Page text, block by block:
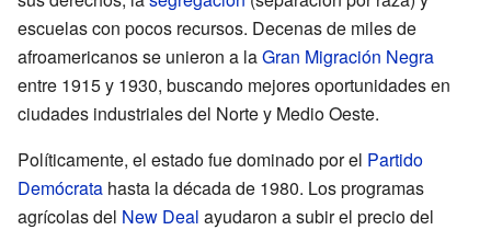
escuelas con pocos recursos. Decenas de miles de
afroamericanos se unieron a laGran Migración Negra
entre 1915 y 1930, buscando mejores oportunidades en
ciudades industriales del Norte y Medio Oeste.
Políticamente, el estado fue dominado por el Partido
Demócrata hasta la década de 1980. Los programas
agrícolas del New Deal ayudaron a subir el precio del